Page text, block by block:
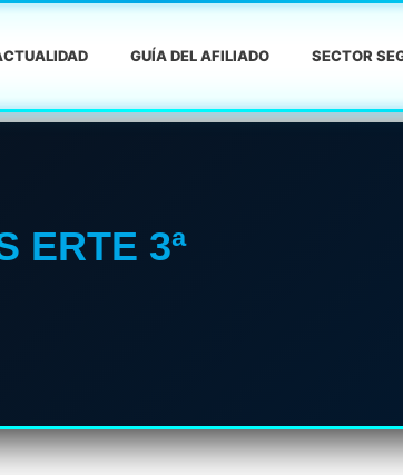
GUÍA DEL AFILIADO SECTOR
ERTE 3ª